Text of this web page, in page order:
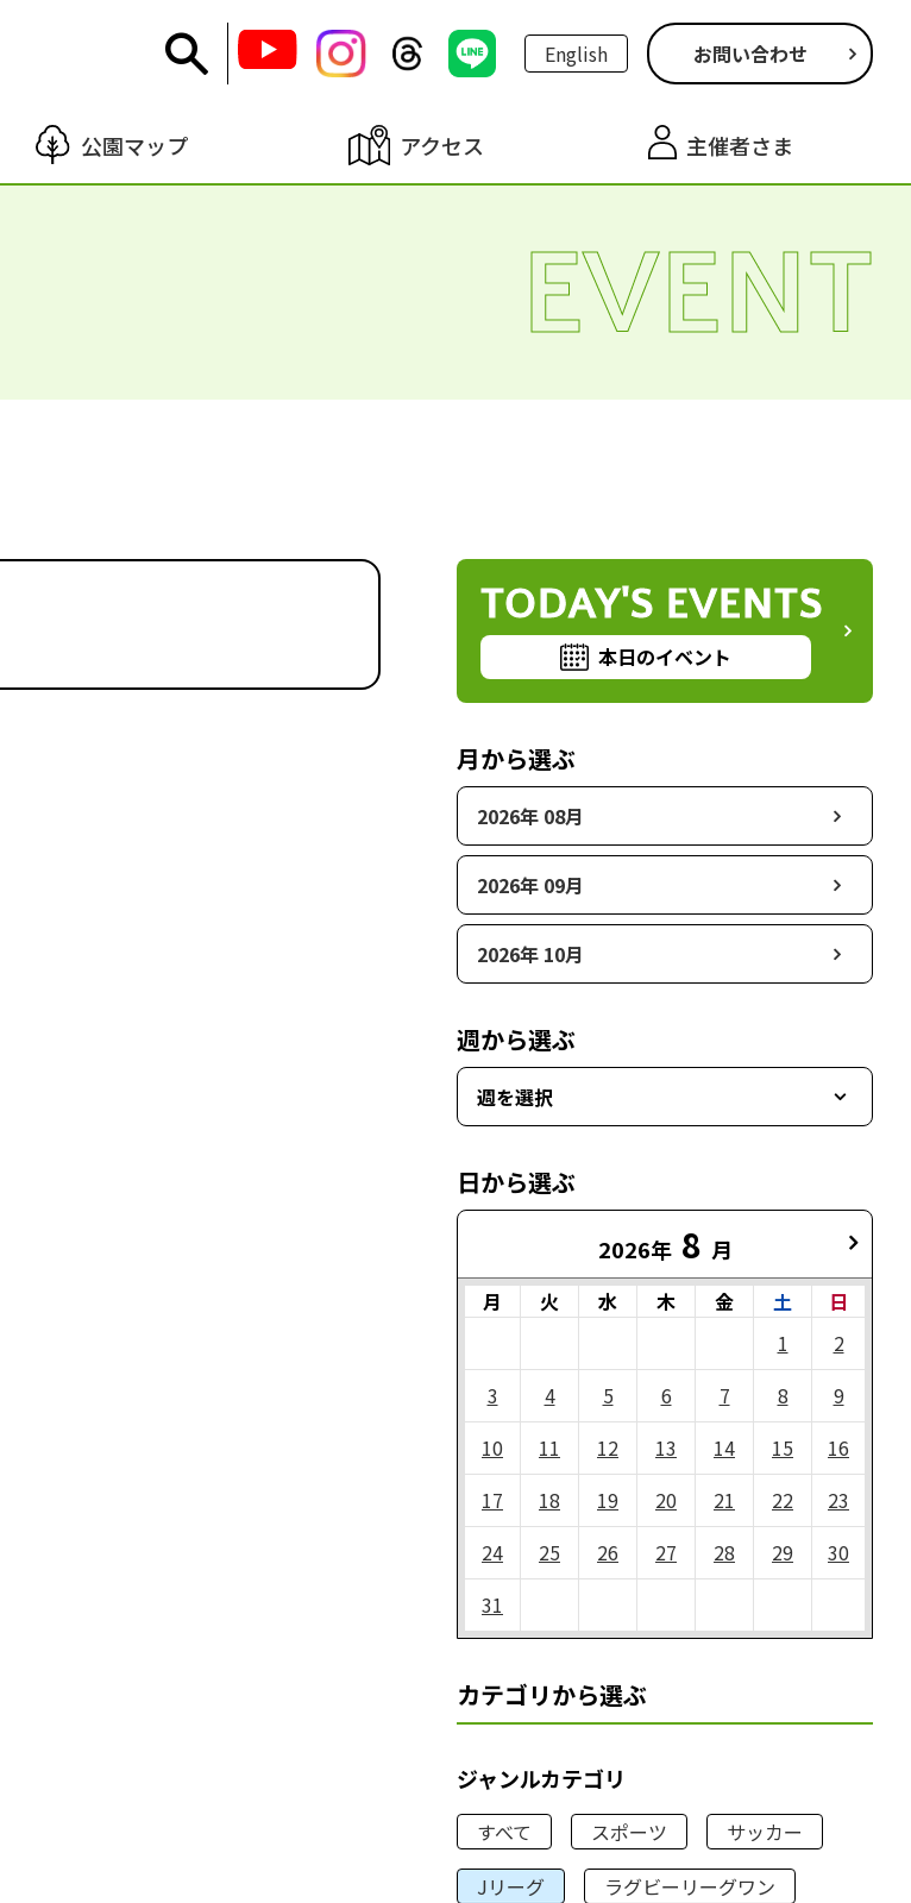
English お問い合わせ
公園マップ アクセス 主催者さま
EVENT
TODAY'S EVENTS
本日のイベント
月から選ぶ
2026年 08月
2026年 09月
2026年 10月
週から選ぶ
週を選択
日から選ぶ
2026年 8 月
月 火 水 木 金 土
日
1
2
3
4 5 6 7 8
9
10
11 12 13 14 15
16
17
18 19 20 21 22
23
24
25 26 27 28 29
30
31
カテゴリから選ぶ
ジャンルカテゴリ
すべて スポーツ
サッカー
Jリーグ
ラグビーリーグワン